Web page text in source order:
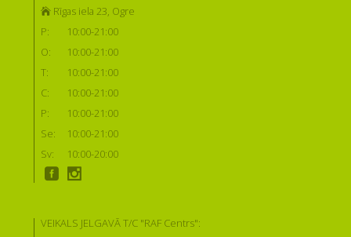
Rīgas iela 23, Ogre
P:
10:00-21:00
O:
10:00-21:00
T:
10:00-21:00
C:
10:00-21:00
P:
10:00-21:00
Se:
10:00-21:00
Sv:
10:00-20:00
VEIKALS JELGAVĀ T/C "RAF Centrs":